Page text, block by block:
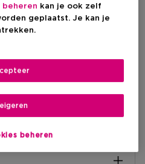
nabij jou.
beheren kan je ook zelf
geplaatst. Je kan je
beheren